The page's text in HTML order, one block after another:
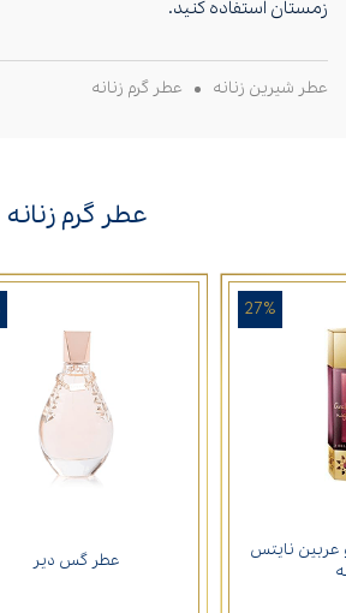
زمستان استفاده کنید.
عطر شیرین زنانه عطر گرم زنانه
عطر گرم زنانه
27%
نایتس
عطر گس دیر